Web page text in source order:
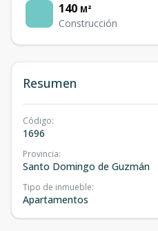
140 M²
Construcción
Resumen
Código:
1696
Provincia:
Santo Domingo de Guzmán
Tipo de inmueble:
Apartamentos